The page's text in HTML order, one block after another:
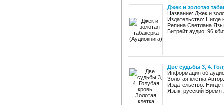
Джек и золотая
Название: Джек и
Издательство: Нигде
Репина Светлана
Битрейт аудио: 96
Две судьбы 3, 4.
Информация об
Золотая клетка
Издательство:
Язык: русский Время